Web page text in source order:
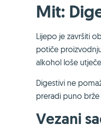
Mit:
Lijepo je završiti
potiče
alkohol loše
Digestivi ne
preradi puno
Vezani